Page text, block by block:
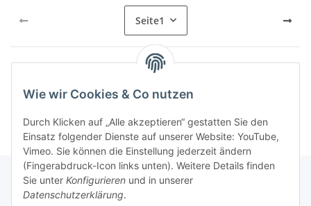
Wie wir Cookies & Co nutzen
Durch Klicken auf „Alle akzeptieren“ gestatten Sie den
Einsatz folgender Dienste auf unserer Website: YouTube,
Vimeo. Sie können die Einstellung jederzeit ändern
(Fingerabdruck-Icon links unten). Weitere Details finden
Sie unter Konfigurieren und in unserer
Datenschutzerklärung.
Seite1
Kategorien